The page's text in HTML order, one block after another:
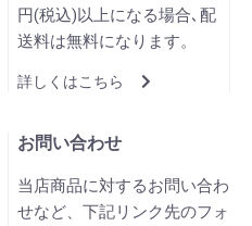
円(税込)以上になる場合､配
送料は無料になります。
詳しくはこちら
お問い合わせ
当店商品に対するお問い合わ
せなど、下記リンク先のフォ